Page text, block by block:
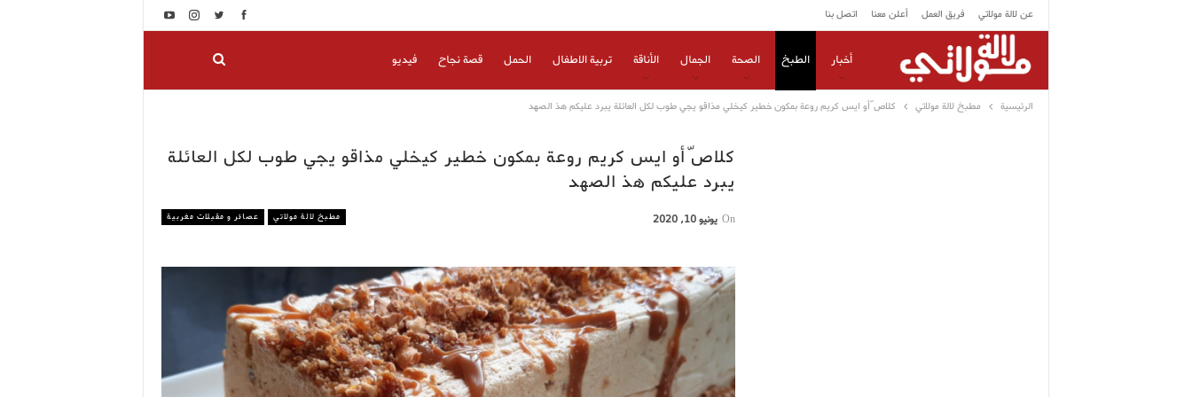
عن لالة مولاتي فريق العمل أعلن معنا اتصل بنا
أخبار الطبخ الصحة الجمال الأناقة تربية الاطفال الحمل قصة نجاح فيديو
الرئيسية مطبخ لالة مولاتي كلاص ّأو ايس كريم روعة بمكون خطير كيخلي مذاقو يجي طوب لكل العائلة يبرد عليكم هذ الصهد
كلاص ّأو ايس كريم روعة بمكون خطير كيخلي مذاقو يجي طوب لكل العائلة
يبرد عليكم هذ الصهد
مطبخ لالة مولاتي عصائر و مقبلات مغربية On يونيو 10, 2020